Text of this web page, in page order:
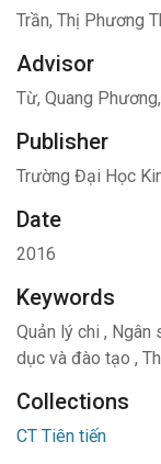
Trần, Thị Phương
Advisor
Từ, Quang
Publisher
Trường Đại Học
Date
2016
Keywords
Quản lý chi , Ngân
dục và đào tạo ,
Collections
CT Tiên tiến